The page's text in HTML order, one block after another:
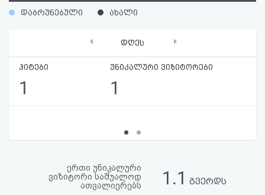
სალიცენზიო
% დაბრუნებული ახალი
დღეს
ჰიტები
1
უნიკალური ვიზიტორები
1
‹ ›
ერთი უნიკალური
ვიზიტორი საშუალოდ
ათვალიერებს
1.1 გვერდს